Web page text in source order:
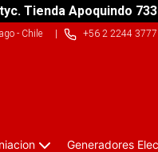
Tienda Apoquindo
- Chile| +56 2 2244 3777
Generadores